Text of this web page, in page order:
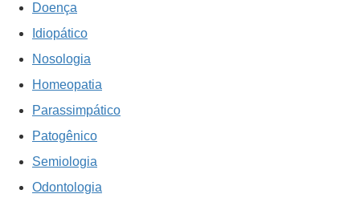
Doença
Idiopático
Nosologia
Homeopatia
Parassimpático
Patogênico
Semiologia
Odontologia